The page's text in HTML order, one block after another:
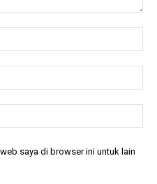
saya di browser ini untuk lain